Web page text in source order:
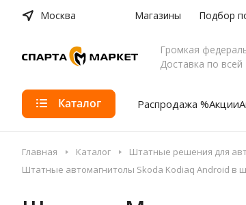
Москва Магазины Подбор
Громкая
Доставка по
Каталог Распродажа %Акции
Главная Каталог Штатные решения для
Штатные автомагнитолы Skoda Kodiaq Android в